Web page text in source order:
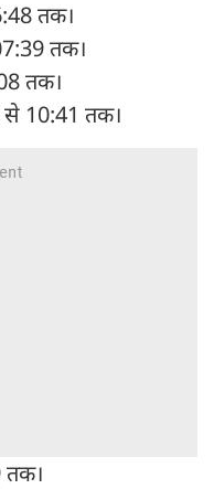
तक।
तक।
तक।
10:41 तक।
तक।